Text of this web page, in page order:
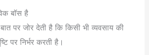
बॉस है
पर जोर देती है कि किसी भी व्यवसाय की
पर निर्भर करती है।